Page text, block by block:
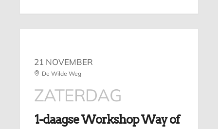
21 NOVEMBER
De Wilde Weg
ZATERDAG
1-daagse Workshop Way of